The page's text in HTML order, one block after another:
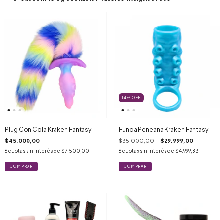
Plug Con Cola Kraken Fantasy
$45.000,00
6cuotas sin interés de $7.500,00
14% OFF
Funda Peneana Kraken Fantasy
$35.000,00 $29.999,00
6 cuotas sin interés de $4.999,83